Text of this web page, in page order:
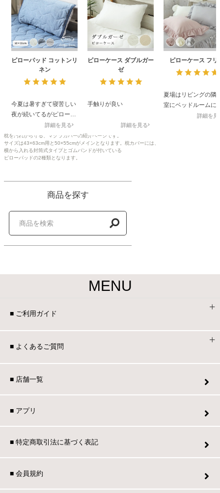
ピローパッド コットンリ
ネン
詳細を見る
今夏は暑すぎて寝苦しい
夜が続いてるがピローパ
ットのお陰で頭が涼しく
て快眠なんで大変助かっ
ています。
ピローケース ダブルガー
ゼ
詳細を見る
手触りが良い
ピローケース フリ
詳細を見
夏場はリビングの隣
室にベッドルームに
ので、見栄えも良く
枕を汚れから守る、マクラカバーの紹介ページです。
サイズは43×63cm用と50×55cmがメインとなります。枕カバーには、
横から入れる封筒式タイプとゴムバンドが付いている
ピローパッドの2種類となります。
商品を探す
MENU
■ ご利用ガイド
■ よくあるご質問
■ 店舗一覧
■ アプリ
■ 特定商取引法に基づく表記
■ 会員規約